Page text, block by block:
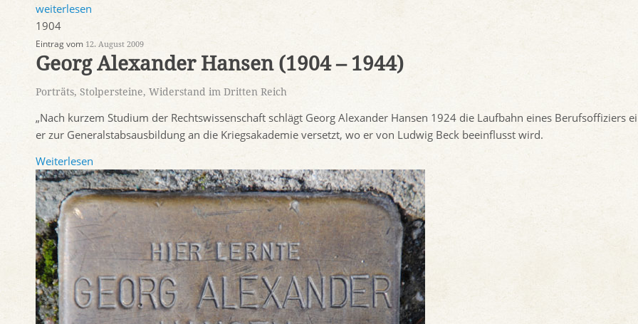
weiterlesen
1904
Eintrag vom 12. August 2009
Georg Alexander Hansen (1904 – 1944)
Porträts, Stolpersteine, Widerstand im Dritten Reich
„Nach kurzem Studium der Rechtswissenschaft schlägt Georg Alexander Hansen 1924 die Laufbahn eines Berufsoffiziers
er zur Generalstabsausbildung an die Kriegsakademie versetzt, wo er von Ludwig Beck beeinflusst wird.
Weiterlesen